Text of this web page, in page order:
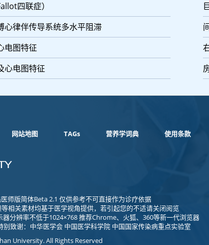
四联症）
心律伴传导系统多水平阻滞
电图特征
心电图特征
网站地图 TAGs 营养学词典 使用条款
师版简体Beta 2.1 仅供参考不可直接作为诊疗依据
相关素材均基于医学视角提供，若引起您的不适请关闭阅览
器分辨率不低于1024×768 推荐Chrome、火狐、360等新一代浏览器
别致谢：中华医学会 中国医学科学院 中国国家传染病重点实验室
University. All Rights Reserved